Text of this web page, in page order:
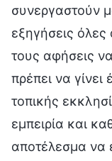
συνεργαστούν
εξηγήσεις όλες
τους αφήσεις
πρέπει να γίνει
τοπικής
εμπειρία και
αποτέλεσμα να